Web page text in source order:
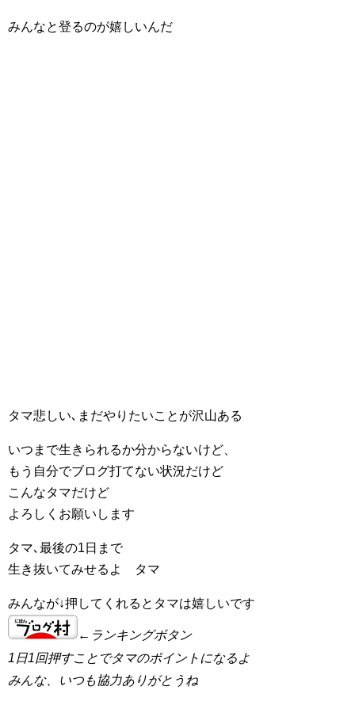
みんなと登るのが嬉しいんだ
タマ悲しい､まだやりたいことが沢山ある
いつまで生きられるか分からないけど、
もう自分でブログ打てない状況だけど
こんなタマだけど
よろしくお願いします
タマ､最後の1日まで
生き抜いてみせるよ
タマ
みんなが↓押してくれるとタマは嬉しいです
←ランキングボタン
1日1回押すことでタマのポイントになるよ
みんな、いつも協力ありがとうね